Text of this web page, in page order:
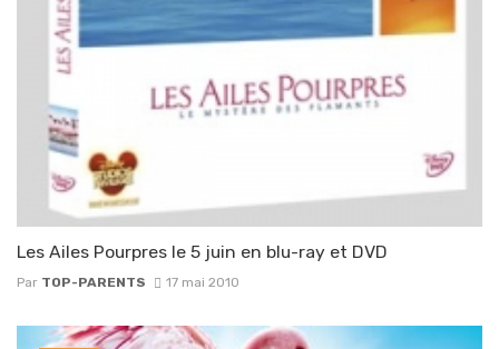
Les Ailes Pourpres le 5 juin en blu-ray et DVD
Par TOP-PARENTS 17 mai 2010